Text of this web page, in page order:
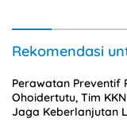
Rekomendasi
Ohoidertutu, Tim KKN
Jaga Keberlanjutan
Kesehatan Desa